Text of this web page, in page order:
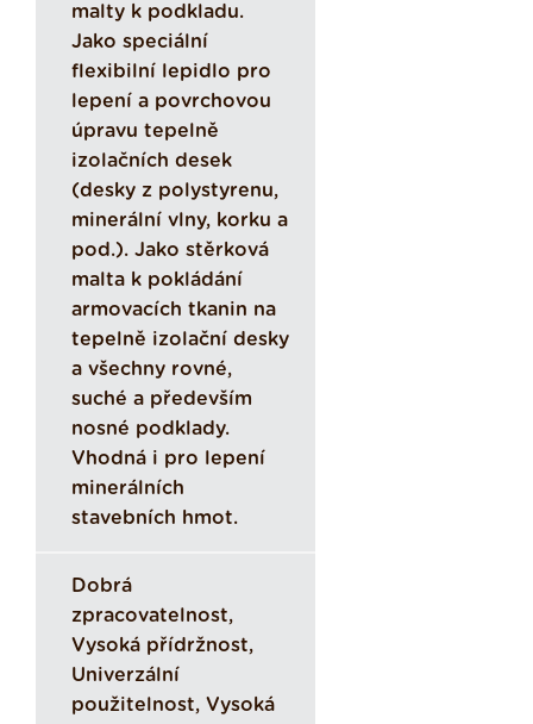
malty k podkladu.
Jako speciální
flexibilní lepidlo pro
lepení a povrchovou
úpravu tepelně
izolačních desek
(desky z polystyrenu,
minerální vlny, korku a
pod.). Jako stěrková
malta k pokládání
armovacích tkanin na
tepelně izolační desky
a všechny rovné,
suché a především
nosné podklady.
Vhodná i pro lepení
minerálních
stavebních hmot.
Dobrá
zpracovatelnost,
Vysoká přídržnost,
Univerzální
použitelnost, Vysoká